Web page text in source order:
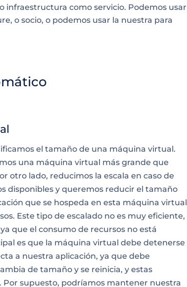
infraestructura como servicio. Podemos usar
o socio, o podemos usar la nuestra para
el tamaño de una máquina virtual.
una máquina virtual más grande que
otro lado, reducimos la escala en caso de
disponibles y queremos reducir el tamaño
que se hospeda en esta máquina virtual
Este tipo deescalado no es muy eficiente,
que el consumo de recursos no está
es que la máquina virtual debe detenerse
a nuestra aplicación, ya que debe
de tamaño y se reinicia, y estas
supuesto, podríamos mantener nuestra